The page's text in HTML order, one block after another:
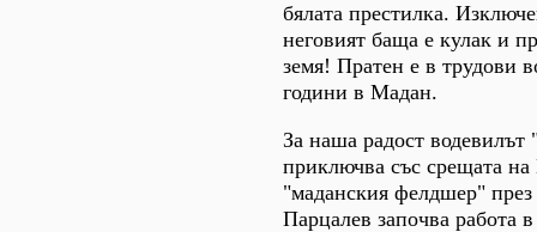
бялата престилка.
неговият баща е кулак и
земя! Пратен е в трудови
години в Мадан.
За наша радост
приключва със срещата на
"маданския фелдшер" през
Парцалев започва работа